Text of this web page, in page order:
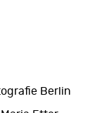
Berlin